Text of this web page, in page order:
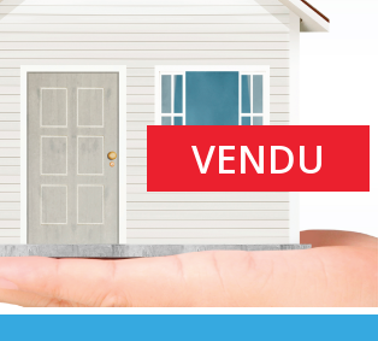
VENDU